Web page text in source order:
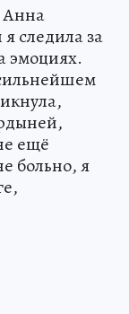
Анна
следила за
эмоциях.
ещё
больно, я